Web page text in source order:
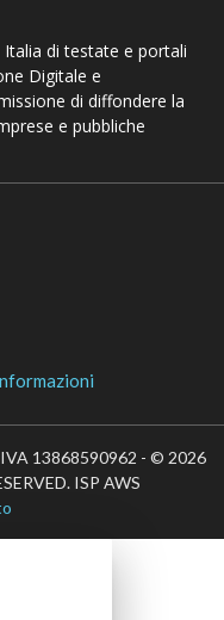
di testate e portali
Digitale e
di diffondere la
e pubbliche
13868590962 - © 2026
ISP AWS